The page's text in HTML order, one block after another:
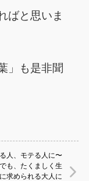
ばと思いま
」も是非聞
人、モテる人に〜
も、たくましく生
求められる大人に